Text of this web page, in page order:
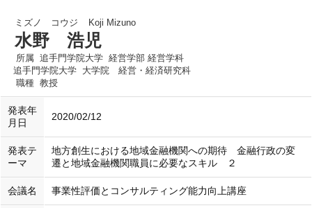
ミズノ コウジ Koji Mizuno
水野 浩児
所属 追手門学院大学 経営学部 経営学科
追手門学院大学 大学院 経営・経済研究科
職種 教授
発表年
月日
2020/02/12
発表テ
ーマ
地方創生における地域金融機関への期待 金融行政の変
遷と地域金融機関職員に必要なスキル ２
会議名 事業性評価とコンサルティング能力向上講座